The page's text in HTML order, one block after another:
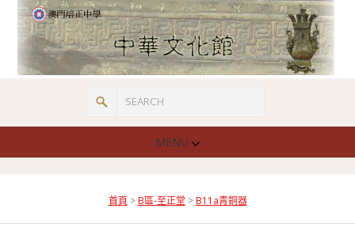
MENU
首頁 > B區-至正堂> B11a青銅器